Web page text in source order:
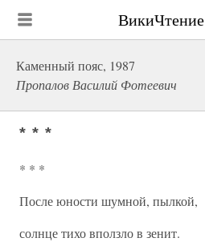
ВикиЧтение
Каменный пояс, 1987
Пропалов Василий Фотеевич
* * *
* * *
После юности шумной, пылкой,
солнце тихо вползло в зенит.